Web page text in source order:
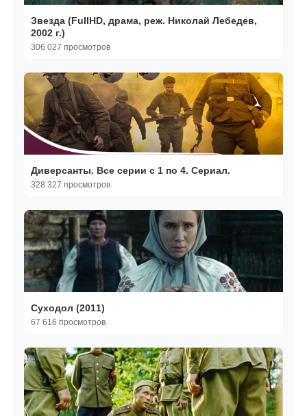
Звезда (FullHD, драма, реж. Николай Лебедев,
2002 г.)
306 027 просмотров
Диверсанты. Все серии с 1 по 4. Сериал.
328 327 просмотров
Суходол (2011)
67 616 просмотров